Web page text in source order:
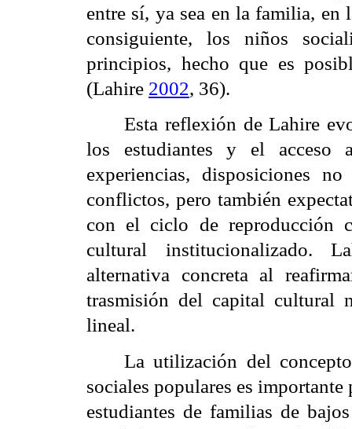
entre sí, ya sea en la familia, en
consiguiente, los niños
principios, hecho que es
(Lahire 2002, 36).
Esta reflexión de Lahire
los estudiantes y el acceso
experiencias, disposiciones
conflictos, pero también
con el ciclo de reproducción
cultural institucionalizado.
alternativa concreta al
trasmisión del capital cultural
lineal.
La utilización del
sociales populares es
estudiantes de familias de